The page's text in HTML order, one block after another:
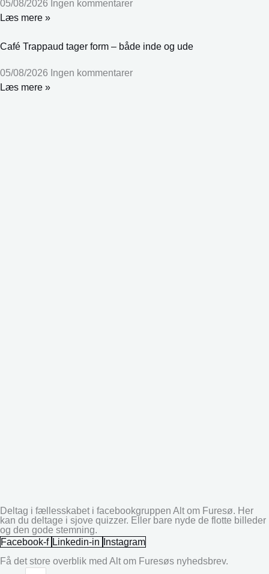
05/08/2026 Ingen kommentarer
Læs mere »
Café Trappaud tager form – både inde og ude
05/08/2026 Ingen kommentarer
Læs mere »
Deltag i fællesskabet i facebookgruppen Alt om Furesø. Her
kan du deltage i sjove quizzer. Eller bare nyde de flotte billeder
og den gode stemning.
Facebook-f Linkedin-in
Instagram
Få det store overblik med Alt om Furesøs nyhedsbrev.